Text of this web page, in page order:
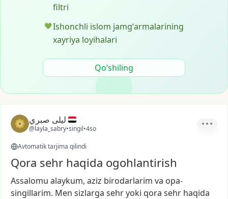
filtri
💚Ishonchli islom jamgʻarmalarining
xayriya loyihalari
Qoʻshiling
ليلى صبري
@layla_sabry•singil•4so
Avtomatik tarjima qilindi
Qora sehr haqida ogohlantirish
Assalomu alaykum, aziz birodarlarim va opa-
singillarim. Men sizlarga sehryoki qora sehr haqida